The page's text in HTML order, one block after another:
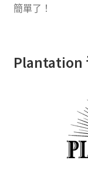
簡單了！
Plantation